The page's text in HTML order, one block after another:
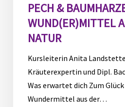
PECH &
WUND(ER)MITTEL
NATUR
Kursleiterin Anita
Kräuterexpertin und Dipl.
Was erwartet dich Zum
Wundermittel aus der…